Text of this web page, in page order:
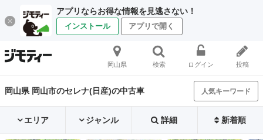
アプリならお得な情報を見逃さない！
インストール アプリで開く
岡山県 検索 ログイン 投稿
岡山県 岡山市のセレナ(日産)の中古車 人気キーワード
エリア ジャンル 詳細 新着順